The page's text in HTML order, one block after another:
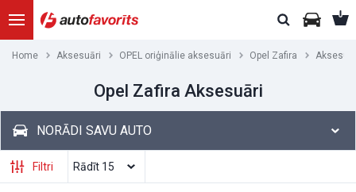
Home Aksesuāri OPEL oriģinālie aksesuāri Opel Zafira
Opel Zafira Aksesuāri
NORĀDI SAVU AUTO
Filtri